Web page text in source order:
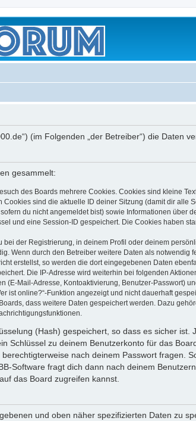
(im Folgenden „der Betreiber“) die Daten
gesammelt:
des Boards mehrere Cookies. Cookies sind kleine
sind die aktuelle ID deiner Sitzung (damit dir
du nicht angemeldet bist) sowie Informationen über
und eine Session-ID gespeichert. Die Cookies haben
der Registrierung, in deinem Profil oder deinem
Wenn durch den Betreiber weitere Daten als notwendig
erstellst, so werden die dort eingegebenen Daten
Die IP-Adresse wird weiterhin bei folgenden
(E-Mail-Adresse, Kontoaktivierung, Benutzer-Passwort)
ist online?“-Funktion angezeigt und nicht dauerhaft
dass weitere Daten gespeichert werden. Dazu
(Hash) gespeichert, so dass es sicher
Schlüssel zu deinem Benutzerkonto für das
nach deinem Passwort fragen.
Software fragt dich dann nach deinem
das Board zugreifen kannst.
und oben näher spezifizierten Daten zu